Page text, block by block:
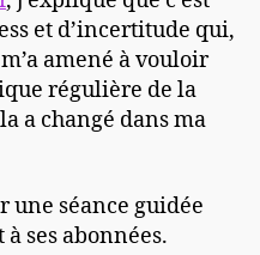
et d’incertitude qui,
amené à vouloir
régulière de la
a changé dans ma
une séance guidée
à ses abonnées.